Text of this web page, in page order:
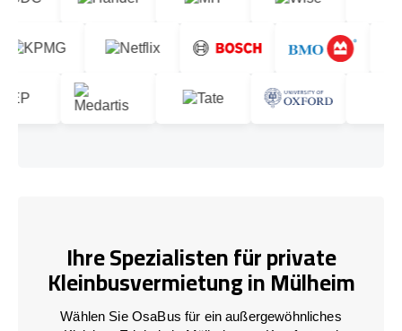
Ihre Spezialisten für private
Kleinbusvermietung in Mülheim
Wählen Sie OsaBus für ein außergewöhnliches